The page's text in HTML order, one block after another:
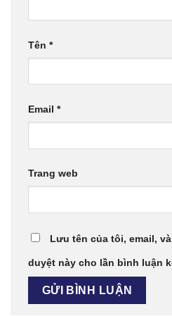
Tên *
Email *
Trang web
Lưu tên của tôi, email,
duyệt này cho lần bình luận